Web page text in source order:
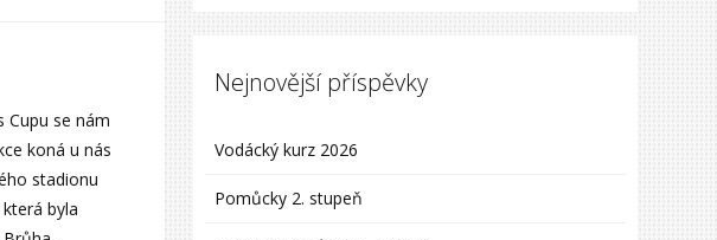
Cupu se nám
koná u nás
stadionu
byla
Nejnovější příspěvky
Vodácký kurz 2026
Pomůcky 2. stupeň